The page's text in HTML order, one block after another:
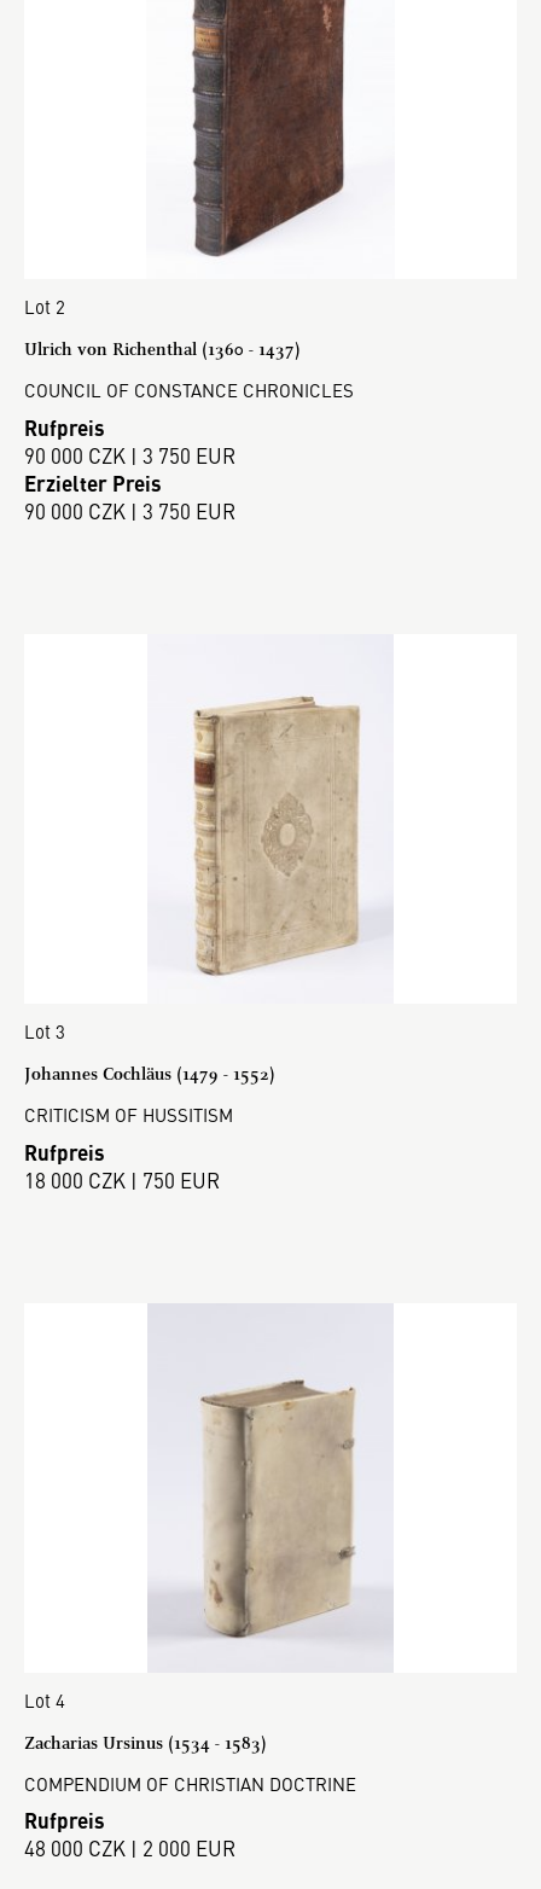
Lot 2
Ulrich von Richenthal (1360 - 1437)
COUNCIL OF CONSTANCE CHRONICLES
Rufpreis
90 000 CZK | 3 750 EUR
Erzielter Preis
90 000 CZK | 3 750 EUR
Lot 3
Johannes Cochläus (1479 - 1552)
CRITICISM OF HUSSITISM
Rufpreis
18 000 CZK | 750 EUR
Lot 4
Zacharias Ursinus (1534 - 1583)
COMPENDIUM OF CHRISTIAN DOCTRINE
Rufpreis
48 000 CZK | 2 000 EUR